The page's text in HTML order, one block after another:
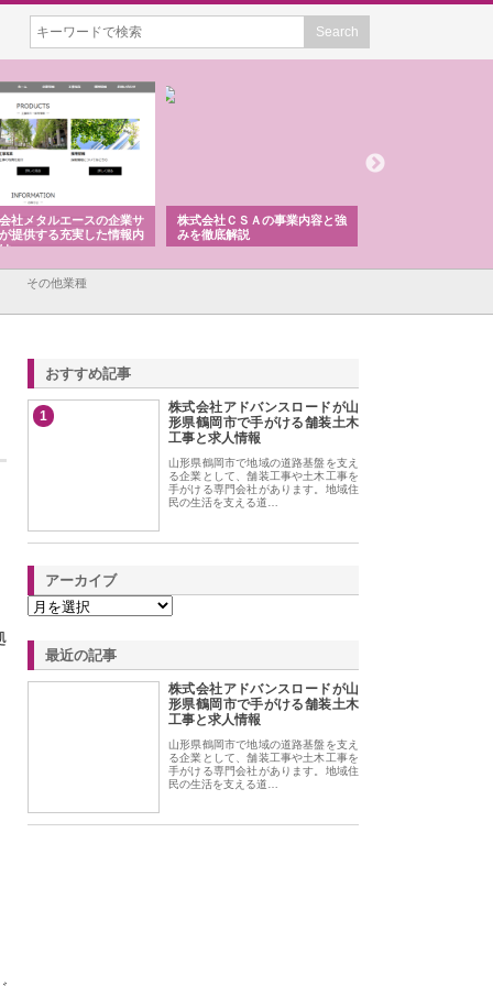
社メタルエースの企業サ
提供する充実した情報内
株式会社ＣＳＡの事業内容と強
みを徹底解説
その他業種
おすすめ記事
1
株式会社アドバンスロードが山
形県鶴岡市で手がける舗装土木
工事と求人情報
山形県鶴岡市で地域の道路基盤を支え
る企業として、舗装工事や土木工事を
手がける専門会社があります。地域住
民の生活を支える道…
アーカイブ
最近の記事
株式会社アドバンスロードが山
形県鶴岡市で手がける舗装土木
工事と求人情報
山形県鶴岡市で地域の道路基盤を支え
る企業として、舗装工事や土木工事を
手がける専門会社があります。地域住
民の生活を支える道…